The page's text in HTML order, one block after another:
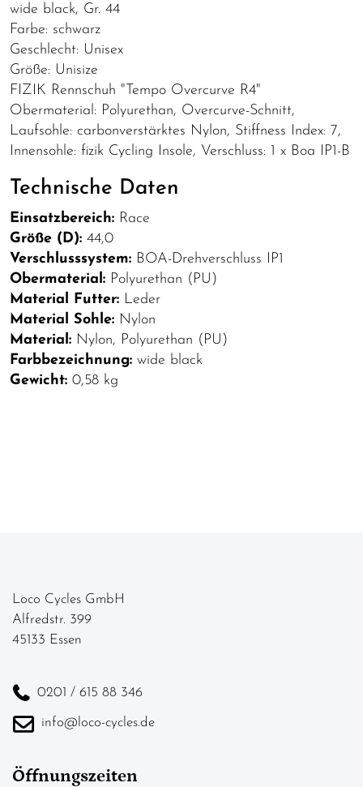
wide black, Gr. 44
Farbe: schwarz
Geschlecht: Unisex
Größe: Unisize
FIZIK Rennschuh "Tempo Overcurve R4"
Obermaterial: Polyurethan, Overcurve-Schnitt,
Laufsohle: carbonverstärktes Nylon, Stiffness Index: 7,
Innensohle: fizik Cycling Insole, Verschluss: 1 x Boa IP1-B
Technische Daten
Einsatzbereich: Race
Größe (D): 44,0
Verschlusssystem: BOA-Drehverschluss IP1
Obermaterial: Polyurethan (PU)
Material Futter: Leder
Material Sohle: Nylon
Material: Nylon, Polyurethan (PU)
Farbbezeichnung: wide black
Gewicht: 0,58 kg
Loco Cycles GmbH
Alfredstr. 399
45133 Essen
0201 / 615 88 346
info@loco-cycles.de
Öffnungszeiten